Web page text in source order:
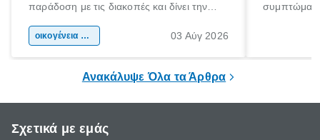
παράδοση με τις διακοπές και δίνει την
χώρας. Είτε πρόκειται για λίγες μέρες
οικογένεια & παιδί 03 Αύγ 2026
Ανακάλυψε Όλα τα Άρθρα
Σχετικά με εμάς